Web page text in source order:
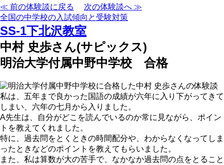
≪ 前の体験談に戻る
次の体験談へ ≫
全国の中学校の入試傾向と受験対策
SS-1下北沢教室
中村 史歩さん(サピックス)
明治大学付属中野中学校 合格
私は、五年まで良かった国語の成績が六年に入り下がってきて
しまい、六年の七月から入りました。
A先生は、自分がどこを読んでいるのか常に見ながら、ポイン
トを教えてくれました。
特に、過去問をとくときの時間配分や、わからなくなってしま
ったときなどのポイントを教えてもらいました。
また、私は算数が大の苦手で、なかなか過去問の点をとること